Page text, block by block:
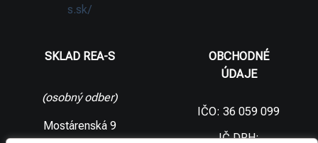
s.sk/
SKLAD REA-S
(osobný odber)
Mostárenská 9
OBCHODNÉ
ÚDAJE
IČO: 36 059 099
IČ DPH: